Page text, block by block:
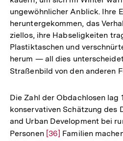
ungewöhnlicher Anblick. Ihre
heruntergekommen, das
ziellos, ihre Habseligkeiten
Plastiktaschen und
herum — all dies
Straßenbild von den anderen
Die Zahl der Obdachlosen lag
konservativen Schätzung des
and Urban Development bei
Personen Zur
[36] Familien